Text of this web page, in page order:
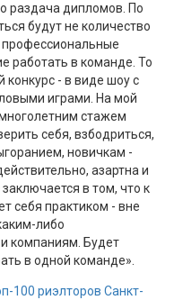
раздача дипломов. По
будут не количество
профессиональные
работать в команде. То
конкурс - в виде шоу с
играми. На мой
стажем
себя, взбодриться,
новичкам -
азартна и
в том, что к
себя практиком - вне
либо
компаниям. Будет
в одной команде».
100 риэлторов Санкт-